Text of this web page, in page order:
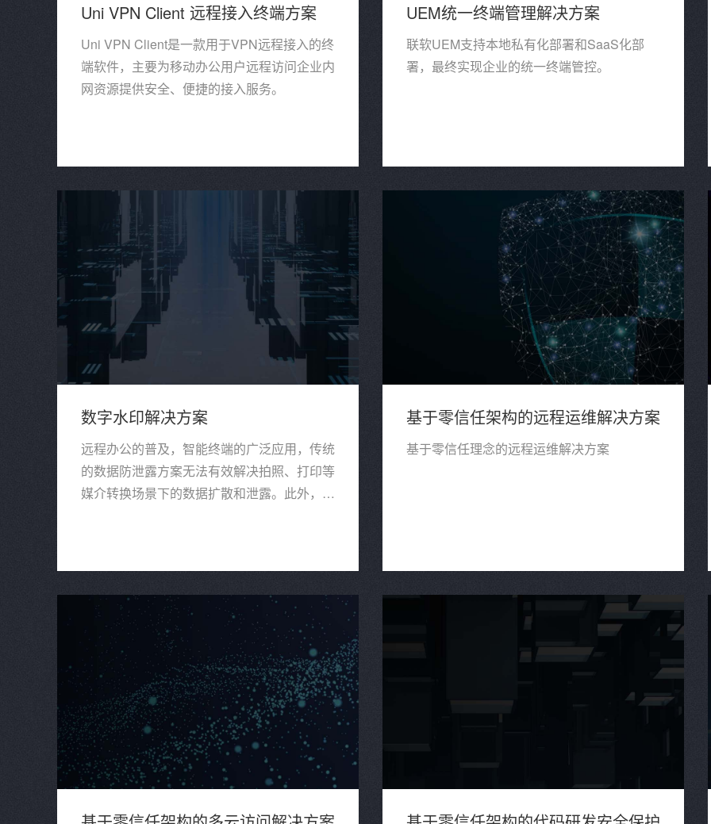
Uni VPN Client 远程接入终端方案
Uni VPN Client是一款用于VPN远程接入的终
端软件，主要为移动办公用户远程访问企业内
网资源提供安全、便捷的接入服务。
UEM统一终端管理解决方案
联软UEM支持本地私有化部署和SaaS化部
署，最终实现企业的统一终端管控。
数字水印解决方案
远程办公的普及，智能终端的广泛应用，传统
的数据防泄露方案无法有效解决拍照、打印等
媒介转换场景下的数据扩散和泄露。此外，企
基于零信任架构的远程运维解决方案
基于零信任理念的远程运维解决方案